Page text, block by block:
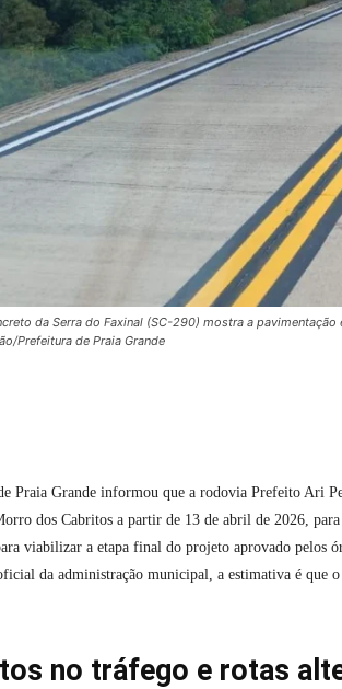
da Serra do Faxinal (SC-290) mostra a
Prefeitura de Praia Grande
Praia Grande informou que a rodovia Prefeito Ari
dos Cabritos a partir de 13 de abril de 2026,
viabilizar a etapa final do projeto aprovado pelos
da administração municipal, a estimativa é que
no tráfego e rotas